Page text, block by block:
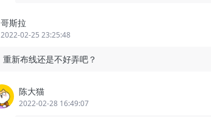
哥斯拉
2022-02-25 23:25:48
重新布线还是不好弄吧？
陈大猫
2022-02-28 16:49:07